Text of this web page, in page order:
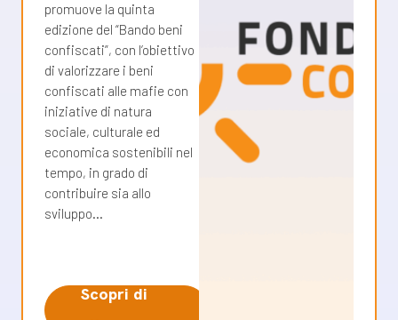
promuove la quinta
edizione del “Bando beni
confiscati”, con l’obiettivo
di valorizzare i beni
confiscati alle mafie con
iniziative di natura
sociale, culturale ed
economica sostenibili nel
tempo, in grado di
contribuire sia allo
sviluppo…
Scopri di